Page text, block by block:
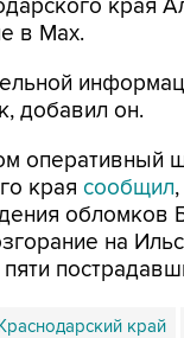
края
в Max.
добавил он.
оперативный
края сообщил
на
край